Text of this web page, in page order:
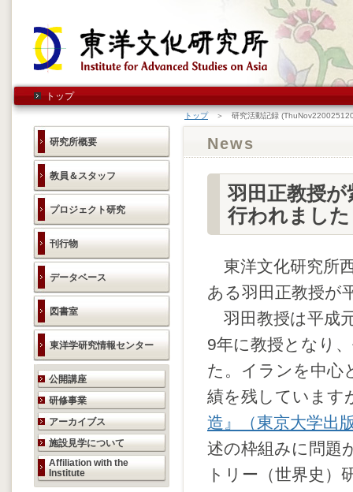
トップ
研究所概要
教員＆スタッフ
プロジェクト研究
刊行物
データベース
図書室
東洋学研究情報センター
研究活動のご案内
公開講座
研修事業
アーカイブス
施設見学について
Affiliation with the
Institute
トップ＞ 研究活動記録
News
羽田正教授
行われまし
東洋文化研究所
ある羽田正教授が
羽田教授は平成
9年に教授となり
た。イランを中心
績を残しています
造』（東京大学出
述の枠組みに問題
トリー（世界史）